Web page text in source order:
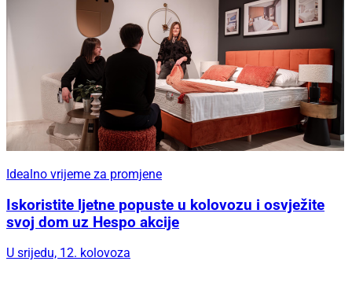
Idealno vrijeme za promjene
Iskoristite ljetne popuste u kolovozu i osvježite
svoj dom uz Hespo akcije
U srijedu, 12. kolovoza